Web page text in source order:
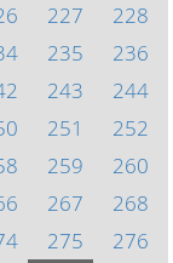
227
228
235
236
243
244
251
252
259
260
267
268
275
276